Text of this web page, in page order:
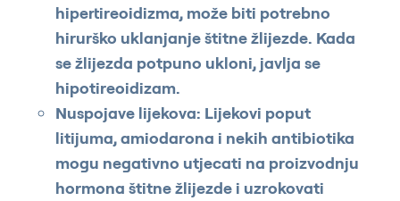
hipertireoidizma, može biti potrebno
hirurško uklanjanje štitne žlijezde. Kada
se žlijezda potpuno ukloni, javlja se
hipotireoidizam.
Nuspojave lijekova: Lijekovi poput
litijuma, amiodarona i nekih antibiotika
mogu negativno utjecati na proizvodnju
hormona štitne žlijezde i uzrokovati